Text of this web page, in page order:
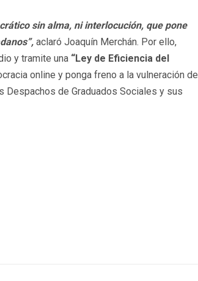
sin alma, ni interlocución, que pone
aclaró Joaquín Merchán. Por ello,
y tramite una “Ley de Eficiencia del
online y ponga freno a la vulneración de
Despachos de Graduados Sociales y sus